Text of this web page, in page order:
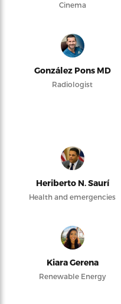
Cinema
González Pons MD
Radiologist
Heriberto N. Saurí
Health and emergencies
Kiara Gerena
Renewable Energy